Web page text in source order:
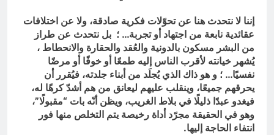
إننا لا نتحدث هنا عن تحوّلات فكرية صادقة، ولا عن اختلافات
عقائدية نابعة من اجتهاد أو تجربة… ؛ بل نتحدث عن طراز
من البشر مسكون بالدونية والعُقد والحقارة والانحطاط ،
يُشهر خيانته لأقرب الناس إليه طمعًا أو خوفًا أو مرضًا
نفسيًا… ؛ و هو ذاك الذي يُجلَد من أبناء جلدته، فيُقرر أن
يحرقهم جميعًا، وينقلب عليهم ليعانق من هم أشدّ كرهًا له،
فيغدو عبدًا ذليلًا في بلاط الغريب، ويظن أنّه بات “مقبولًا”،
وهو في الحقيقة مجرّد أداة رخيصة يتم التخلص منها فور
انتفاء الحاجة إليها.